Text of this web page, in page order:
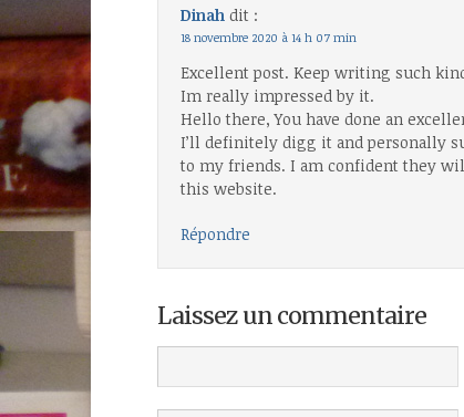
Dinah dit :
18 novembre 2020 à 14 h 07 min
Excellent post. Keep writing such
Im really impressed by it.
Hello there, You have done an
I’ll definitely digg it and personally
to my friends. I am confident they
this website.
Répondre
Laissez un commentaire